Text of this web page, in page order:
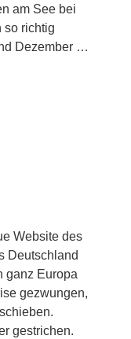
am See bei
so richtig
Dezember …
Website des
Deutschland
ganz Europa
gezwungen,
gestrichen.